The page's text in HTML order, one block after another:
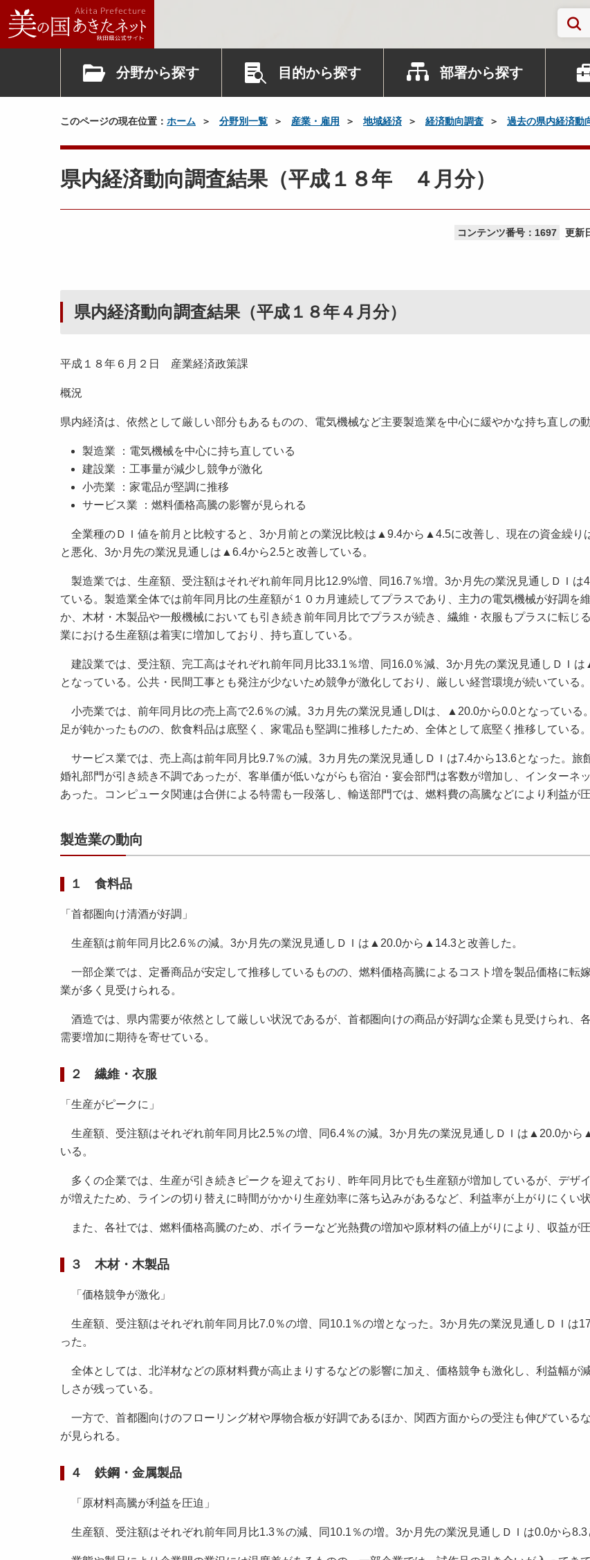
分野から探す 目的から探す 部署から探す
このページの現在位置： ホーム 分野別一覧 産業・雇用 地域経済 経済動向調査 過去の県内経済動
県内経済動向調査結果（平成１８年 ４月分）
コンテンツ番号：1697 更新
県内経済動向調査結果（平成１８年４月分）
平成１８年６月２日 産業経済政策課
概況
県内経済は、依然として厳しい部分もあるものの、電気機械など主要製造業を中心に緩やかな持ち直しの動
製造業 ：電気機械を中心に持ち直している
建設業 ：工事量が減少し競争が激化
小売業 ：家電品が堅調に推移
サービス業 ：燃料価格高騰の影響が見られる
全業種のＤＩ値を前月と比較すると、3か月前との業況比較は▲9.4から▲4.5に改善し、現在の資金繰
と悪化、3か月先の業況見通しは▲6.4から2.5と改善している。
製造業では、生産額、受注額はそれぞれ前年同月比12.9%増、同16.7％増。3か月先の業況見通しＤＩは
ている。製造業全体では前年同月比の生産額が１０カ月連続してプラスであり、主力の電気機械が好調を
か、木材・木製品や一般機械においても引き続き前年同月比でプラスが続き、繊維・衣服もプラスに転じ
業における生産額は着実に増加しており、持ち直している。
建設業では、受注額、完工高はそれぞれ前年同月比33.1％増、同16.0％減、3か月先の業況見通しＤＩ
となっている。公共・民間工事とも発注が少ないため競争が激化しており、厳しい経営環境が続いている。
小売業では、前年同月比の売上高で2.6％の減。3カ月先の業況見通しDIは、▲20.0から0.0となっている
足が鈍かったものの、飲食料品は底堅く、家電品も堅調に推移したため、全体として底堅く推移している。
サービス業では、売上高は前年同月比9.7％の減。3カ月先の業況見通しＤＩは7.4から13.6となった。旅
婚礼部門が引き続き不調であったが、客単価が低いながらも宿泊・宴会部門は客数が増加し、インターネ
あった。コンピュータ関連は合併による特需も一段落し、輸送部門では、燃料費の高騰などにより利益が圧
製造業の動向
１ 食料品
「首都圏向け清酒が好調」
生産額は前年同月比2.6％の減。3か月先の業況見通しＤＩは▲20.0から▲14.3と改善した。
一部企業では、定番商品が安定して推移しているものの、燃料価格高騰によるコスト増を製品価格に転
業が多く見受けられる。
酒造では、県内需要が依然として厳しい状況であるが、首都圏向けの商品が好調な企業も見受けられ、
需要増加に期待を寄せている。
２ 繊維・衣服
「生産がピークに」
生産額、受注額はそれぞれ前年同月比2.5％の増、同6.4％の減。3か月先の業況見通しＤＩは▲20.0から
いる。
多くの企業では、生産が引き続きピークを迎えており、昨年同月比でも生産額が増加しているが、デザ
が増えたため、ラインの切り替えに時間がかかり生産効率に落ち込みがあるなど、利益率が上がりにくい状
また、各社では、燃料価格高騰のため、ボイラーなど光熱費の増加や原材料の値上がりにより、収益が圧
３ 木材・木製品
「価格競争が激化」
生産額、受注額はそれぞれ前年同月比7.0％の増、同10.1％の増となった。3か月先の業況見通しＤＩは
った。
全体としては、北洋材などの原材料費が高止まりするなどの影響に加え、価格競争も激化し、利益幅が
しさが残っている。
一方で、首都圏向けのフローリング材や厚物合板が好調であるほか、関西方面からの受注も伸びている
が見られる。
４ 鉄鋼・金属製品
「原材料高騰が利益を圧迫」
生産額、受注額はそれぞれ前年同月比1.3％の減、同10.1％の増。3か月先の業況見通しＤＩは0.0から8.3